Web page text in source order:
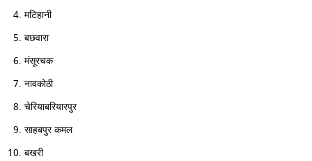
मटिहानी
बछवारा
मंसूरचक
नावकोठी
चेरियाबरियारपुर
साहबपुर कमल
बखरी